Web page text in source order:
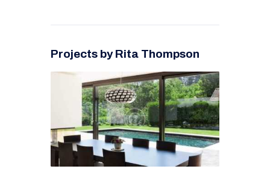
Projects by Rita Thompson